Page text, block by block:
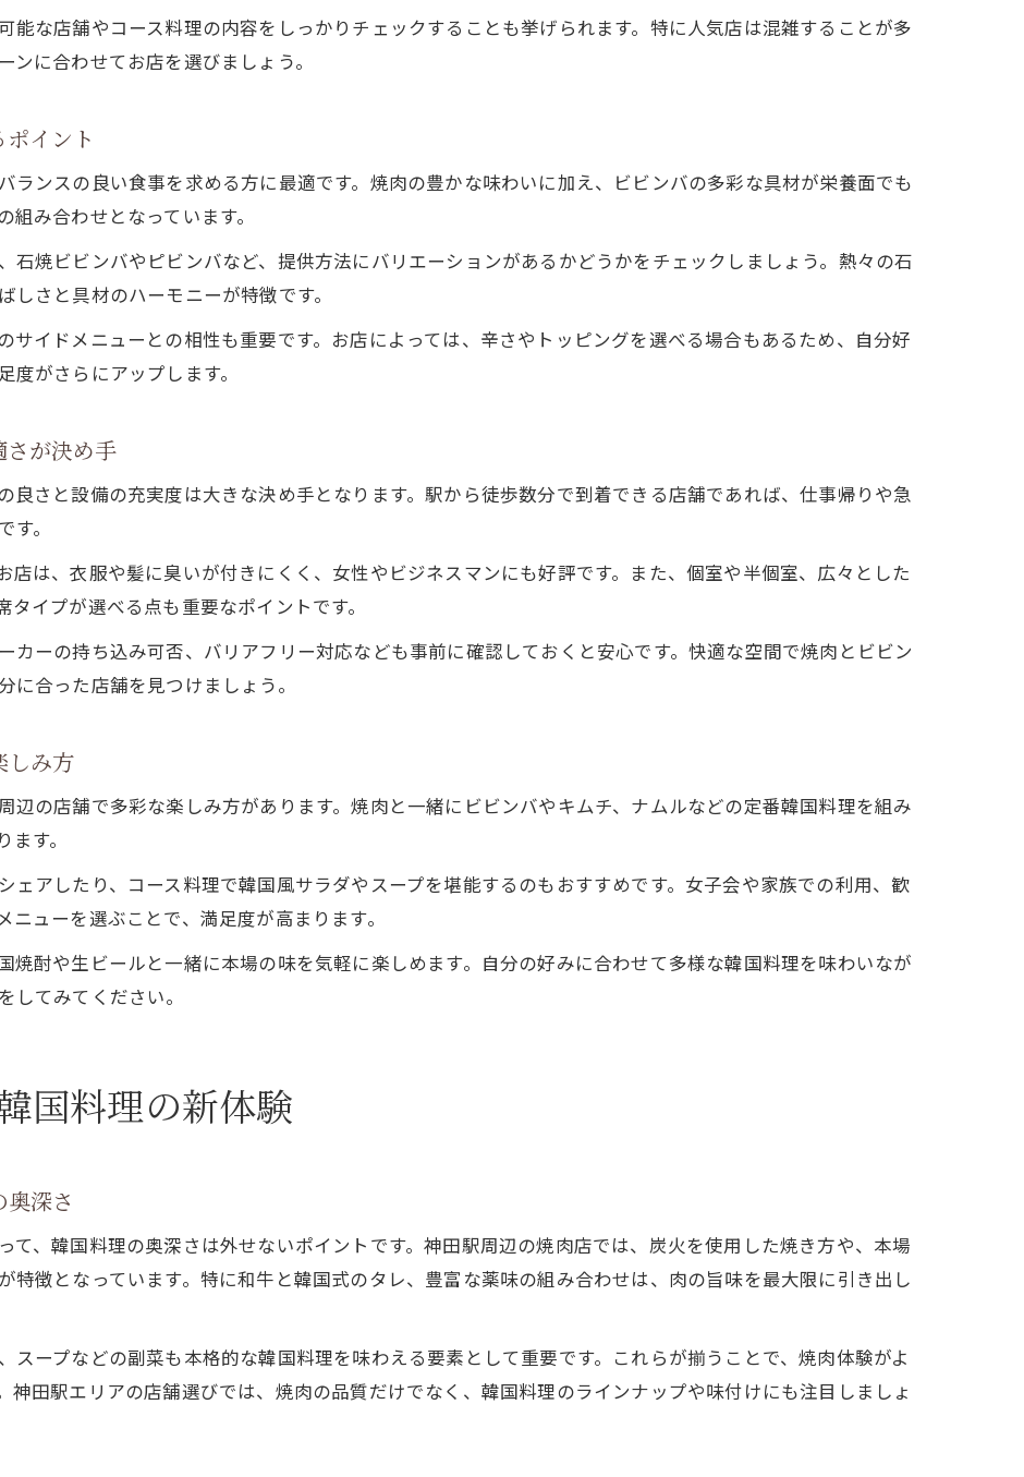
焼肉とビビンバで女子会やデートを華やかに
焼肉の旨味を引き立てるビビンバの選び方
ビビンバ付き焼肉で味わう至福のひととき
焼肉好きが選ぶ神田駅のグルメな楽しみ方
焼肉と韓国料理好きが集うスポット紹介
能な店舗やコース料理の内容をしっかりチェックすることも挙げられます。特に人気店は混雑することが多
に合わせてお店を選びましょう。
イント
ランスの良い食事を求める方に最適です。焼肉の豊かな味わいに加え、ビビンバの多彩な具材が栄養面でも
み合わせとなっています。
石焼ビビンバやピビンバなど、提供方法にバリエーションがあるかどうかをチェックしましょう。熱々の石
さと具材のハーモニーが特徴です。
サイドメニューとの相性も重要です。お店によっては、辛さやトッピングを選べる場合もあるため、自分好
がさらにアップします。
が決め手
良さと設備の充実度は大きな決め手となります。駅から徒歩数分で到着できる店舗であれば、仕事帰りや急
。
店は、衣服や髪に臭いが付きにくく、女性やビジネスマンにも好評です。また、個室や半個室、広々とした
イプが選べる点も重要なポイントです。
カーの持ち込み可否、バリアフリー対応なども事前に確認しておくと安心です。快適な空間で焼肉とビビン
合った店舗を見つけましょう。
しみ方
辺の店舗で多彩な楽しみ方があります。焼肉と一緒にビビンバやキムチ、ナムルなどの定番韓国料理を組み
す。
ェアしたり、コース料理で韓国風サラダやスープを堪能するのもおすすめです。女子会や家族での利用、歓
ューを選ぶことで、満足度が高まります。
焼酎や生ビールと一緒に本場の味を気軽に楽しめます。自分の好みに合わせて多様な韓国料理を味わいなが
してみてください。
国料理の新体験
深さ
て、韓国料理の奥深さは外せないポイントです。神田駅周辺の焼肉店では、炭火を使用した焼き方や、本場
特徴となっています。特に和牛と韓国式のタレ、豊富な薬味の組み合わせは、肉の旨味を最大限に引き出し
スープなどの副菜も本格的な韓国料理を味わえる要素として重要です。これらが揃うことで、焼肉体験がよ
神田駅エリアの店舗選びでは、焼肉の品質だけでなく、韓国料理のラインナップや味付けにも注目しましょ